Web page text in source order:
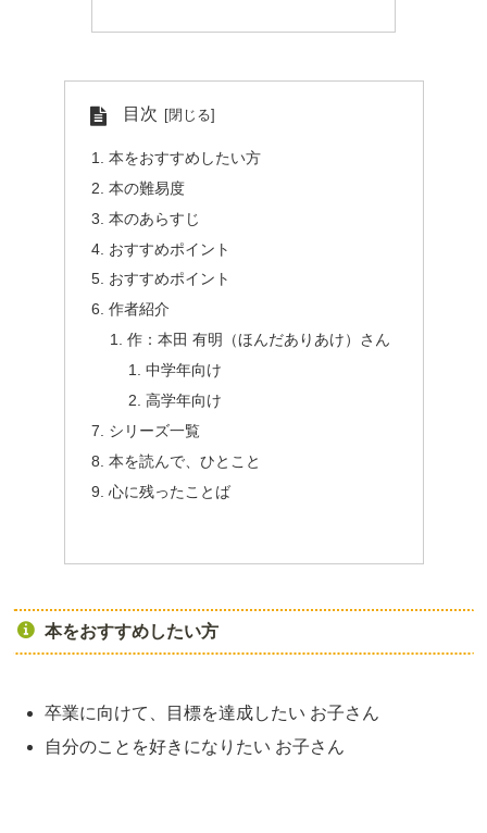
目次
本をおすすめしたい方
本の難易度
本のあらすじ
おすすめポイント
おすすめポイント
作者紹介
作：本田 有明（ほんだありあけ）さん
中学年向け
高学年向け
シリーズ一覧
本を読んで、ひとこと
心に残ったことば
本をおすすめしたい方
卒業に向けて、目標を達成したい お子さん
自分のことを好きになりたい お子さん